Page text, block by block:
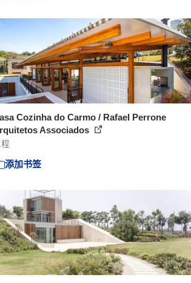
Cozinha do Carmo / Rafael Perrone
Associados
添加书签